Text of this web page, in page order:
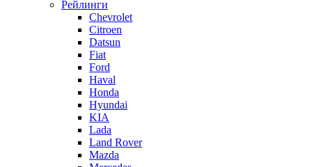
Рейлинги
Chevrolet
Citroen
Datsun
Fiat
Ford
Haval
Honda
Hyundai
KIA
Lada
Land Rover
Mazda